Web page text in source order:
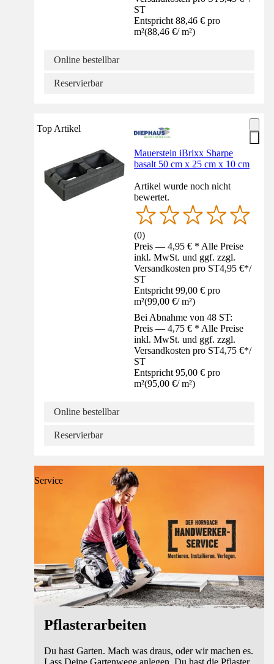
ST
Entspricht 88,46 € pro
m²(88,46 €/ m²)
Online bestellbar
Reservierbar
Top Artikel
Mauerstein iBrixx Sharpe
basalt 50 cm x 25 cm x 10 cm
Artikel wurde noch nicht
bewertet.
(0)
Preis — 4,95 € * Alle Preise
inkl. MwSt. und ggf. zzgl.
Versandkosten pro ST4,95 €*/
ST
Entspricht 99,00 € pro
m²(99,00 €/ m²)
Bei Abnahme von 48 ST:
Preis — 4,75 € * Alle Preise
inkl. MwSt. und ggf. zzgl.
Versandkosten pro ST4,75 €*/
ST
Entspricht 95,00 € pro
m²(95,00 €/ m²)
Online bestellbar
Reservierbar
Service
Pflasterarbeiten
Du hast Garten. Mach was draus, oder wir machen es.